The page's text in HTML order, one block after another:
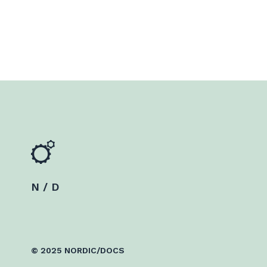
N / D
© 2025 NORDIC/DOCS